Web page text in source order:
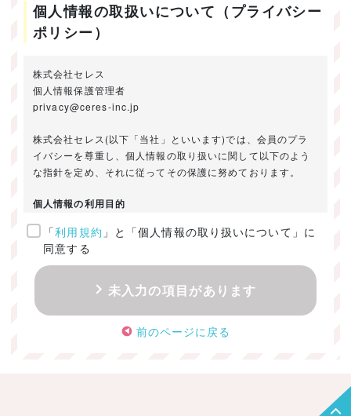
個人情報の取扱いについて（プライバシー
ポリシー）
株式会社セレス
個人情報保護管理者
privacy@ceres-inc.jp
株式会社セレス(以下「当社」といいます)では、会員のプラ
イバシーを尊重し、個人情報の取り扱いに関して以下のよう
な指針を定め、それに従ってその保護に努めております。
個人情報の利用目的
ご提供いただきました個人情報は、以下のためにのみ利用い
たします。
・お問い合わせに対する回答及び資料送付のご連絡
・当社のお客様向けサービスの提供
・本人確認
・サービスの開発・改善のための分析
「利用規約 」と「個人情報の取り扱いについて」に
同意する
未入力の項目があります
前のページに戻る